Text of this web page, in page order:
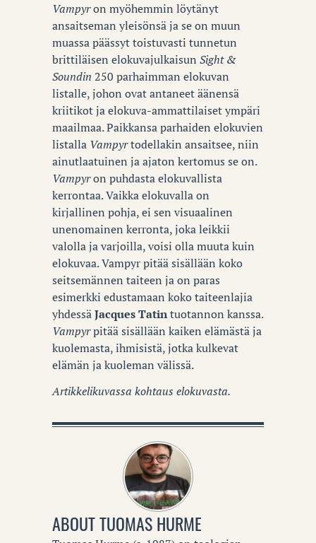
Vampyron myöhemmin löytänyt
ansaitseman yleisönsä ja se on muun
muassa päässyt toistuvasti tunnetun
brittiläisen elokuvajulkaisun Sight &
Soundin 250 parhaimman elokuvan
listalle, johon ovat antaneet äänensä
kriitikot ja elokuva-ammattilaiset ympäri
maailmaa. Paikkansa parhaiden elokuvien
listalla Vampyrtodellakin ansaitsee, niin
ainutlaatuinen ja ajaton kertomus se on.
Vampyron puhdasta elokuvallista
kerrontaa. Vaikka elokuvalla on
kirjallinen pohja, ei sen visuaalinen
unenomainen kerronta, joka leikkii
valolla ja varjoilla, voisi olla muuta kuin
elokuvaa. Vampyr pitää sisällään koko
seitsemännen taiteen ja on paras
esimerkki edustamaan koko taiteenlajia
yhdessäJacques Tatintuotannon kanssa.
Vampyrpitää sisällään kaiken elämästä ja
kuolemasta, ihmisistä, jotka kulkevat
elämän ja kuoleman välissä.
Artikkelikuvassa kohtaus elokuvasta.
ABOUTTUOMAS HURME